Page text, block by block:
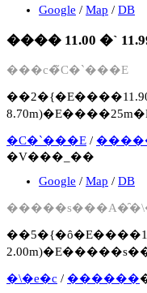
Google / Map / DB
���� 11.00 �`
���c�̃C�`���E
�C�`���E /
�V���_��
Google / Map / DB
�\�e�c / ������